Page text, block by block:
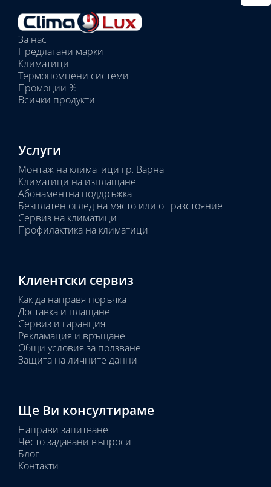
Избрани
вътрешни
тела:
Избрано
тяло:
За нас
Предлагани марки
Климатици
Термопомпени системи
Промоции %
Всички продукти
Услуги
Монтаж на климатици гр. Варна
Климатици на изплащане
Абонаментна поддръжка
Безплатен оглед на място или от разстояние
Сервиз на климатици
Профилактика на климатици
Клиентски сервиз
Как да направя поръчка
Доставка и плащане
Сервиз и гаранция
Рекламация и връщане
Общи условия за ползване
Защита на личните данни
Ще Ви консултираме
Направи запитване
Често задавани въпроси
Блог
Контакти